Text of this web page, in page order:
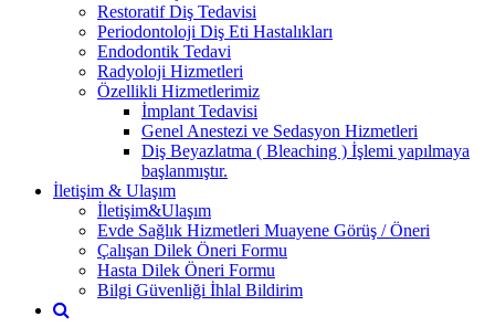
Restoratif Diş Tedavisi
Periodontoloji Diş Eti Hastalıkları
Endodontik Tedavi
Radyoloji Hizmetleri
Özellikli Hizmetlerimiz
İmplant Tedavisi
Genel Anestezi ve Sedasyon Hizmetleri
Diş Beyazlatma ( Bleaching ) İşlemi yapılmaya
başlanmıştır.
İletişim & Ulaşım
İletişim&Ulaşım
Evde Sağlık Hizmetleri Muayene Görüş / Öneri
Çalışan Dilek Öneri Formu
Hasta Dilek Öneri Formu
Bilgi Güvenliği İhlal Bildirim